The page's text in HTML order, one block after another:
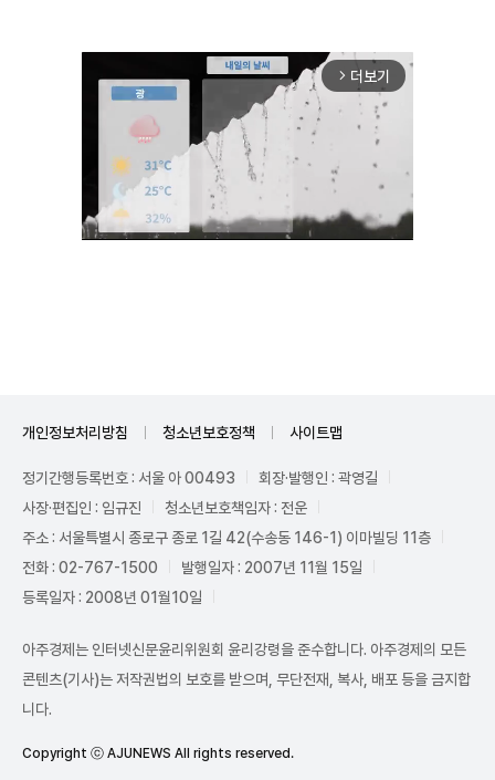
arrow_forward_ios 더보기
개인정보처리방침 청소년보호정책 사이트맵
정기간행등록번호 : 서울 아 00493
회장·발행인 : 곽영길
사장·편집인 : 임규진
청소년보호책임자 : 전운
주소 : 서울특별시 종로구 종로 1길 42(수송동 146-1) 이마빌딩 11층
전화 : 02-767-1500
발행일자 : 2007년 11월 15일
등록일자 : 2008년 01월10일
아주경제는 인터넷신문윤리위원회 윤리강령을 준수합니다. 아주경제의 모든
콘텐츠(기사)는 저작권법의 보호를 받으며, 무단전재, 복사, 배포 등을 금지합
니다.
Copyright ⓒ AJUNEWS All rights reserved.